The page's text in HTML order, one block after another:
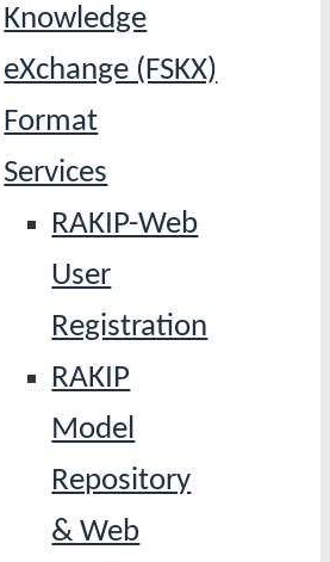
Knowledge
eXchange (FSKX)
Format
Services
RAKIP-Web
User
Registration
RAKIP
Model
Repository
& Web